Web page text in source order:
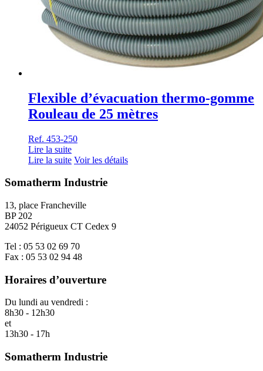
Flexible d’évacuation thermo-gomme
Rouleau de 25 mètres
Ref. 453-250
Lire la suite
Lire la suite Voir les détails
Somatherm Industrie
13, place Francheville
BP 202
24052 Périgueux CT Cedex 9
Tel : 05 53 02 69 70
Fax : 05 53 02 94 48
Horaires d’ouverture
Du lundi au vendredi :
8h30 - 12h30
et
13h30 - 17h
Somatherm Industrie